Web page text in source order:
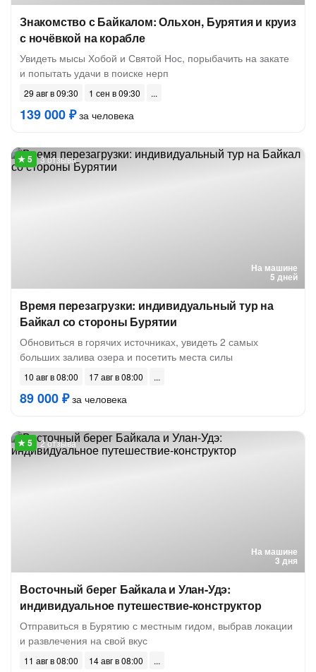
Знакомство с Байкалом: Ольхон, Бурятия и круиз
с ночёвкой на корабле
Увидеть мысы Хобой и Святой Нос, порыбачить на закате
и попытать удачи в поиске нерп
29 авг в 09:30 1 сен в 09:30
139 000 ₽за человека
На машине
5 дней
3 отзыва
Время перезагрузки: индивидуальный тур на
Байкал со стороны Бурятии
Обновиться в горячих источниках, увидеть 2 самых
больших залива озера и посетить места силы
10 авг в 08:00 17 авг в 08:00
89 000 ₽за человека
На машине
3 дня
2 отзыва
Восточный берег Байкала и Улан-Удэ:
индивидуальное путешествие-конструктор
Отправиться в Бурятию с местным гидом, выбрав локации
и развлечения на свой вкус
11 авг в 08:00 14 авг в 08:00